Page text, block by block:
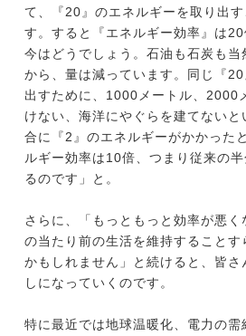
て、『20』のエネルギーを取り出
す。すると『エネルギー効率』は
今はどうでしょう。石油も石炭も当
から、量は減っています。同じ『
出すために、1000メートル、2000
けない、海洋にやぐらを建てない
合に『2』のエネルギーがかかった
ルギー効率は10倍、つまり従来の
るのです」と。
さらに、「もっともっと効率が悪
の当たり前の生活を維持することす
かもしれません」と続けると、皆
しになっていくのです。
特に最近では地球温暖化、電力の